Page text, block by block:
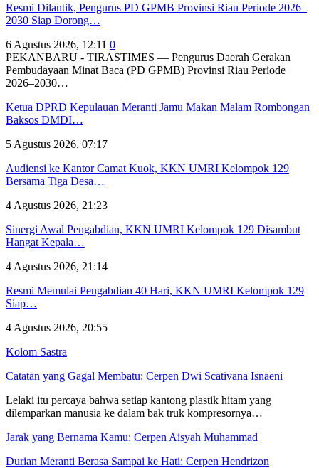
Resmi Dilantik, Pengurus PD GPMB Provinsi Riau Periode 2026–
2030 Siap Dorong…
6 Agustus 2026, 12:11 0
PEKANBARU - TIRASTIMES — Pengurus Daerah Gerakan
Pembudayaan Minat Baca (PD GPMB) Provinsi Riau Periode
2026–2030…
Ketua DPRD Kepulauan Meranti Jamu Makan Malam Rombongan
Baksos DMDI…
5 Agustus 2026, 07:17
Audiensi ke Kantor Camat Kuok, KKN UMRI Kelompok 129
Bersama Tiga Desa…
4 Agustus 2026, 21:23
Sinergi Awal Pengabdian, KKN UMRI Kelompok 129 Disambut
Hangat Kepala…
4 Agustus 2026, 21:14
Resmi Memulai Pengabdian 40 Hari, KKN UMRI Kelompok 129
Siap…
4 Agustus 2026, 20:55
Kolom Sastra
Catatan yang Gagal Membatu: Cerpen Dwi Scativana Isnaeni
Lelaki itu percaya bahwa setiap kantong plastik hitam yang
dilemparkan manusia ke dalam bak truk kompresornya…
Jarak yang Bernama Kamu: Cerpen Aisyah Muhammad
Durian Meranti Berasa Sampai ke Hati: Cerpen Hendrizon